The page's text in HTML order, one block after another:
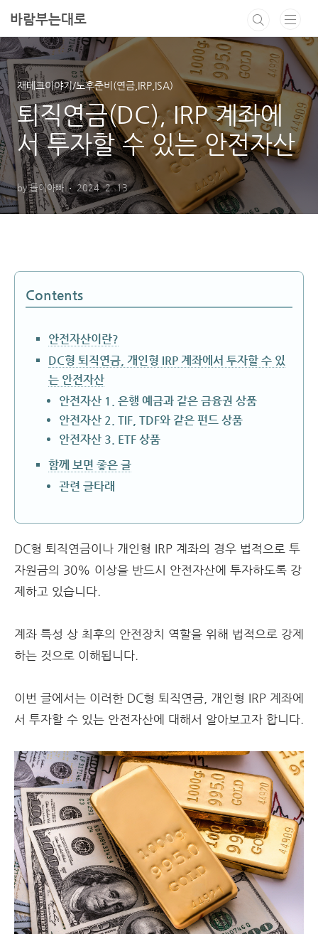
바람부는대로
재테크이야기/노후준비(연금,IRP,ISA)
퇴직연금(DC), IRP 계좌에
서 투자할 수 있는 안전자산
by 돌이아빠 2024. 2. 13.
Contents
안전자산이란?
DC형 퇴직연금, 개인형 IRP 계좌에서 투자할 수 있
는 안전자산
안전자산 1. 은행 예금과 같은 금융권 상품
안전자산 2. TIF, TDF와 같은 펀드 상품
안전자산 3. ETF 상품
함께 보면 좋은 글
관련 글타래
DC형 퇴직연금이나 개인형 IRP 계좌의 경우 법적으로 투
자원금의 30% 이상을 반드시 안전자산에 투자하도록 강
제하고 있습니다.
계좌 특성 상 최후의 안전장치 역할을 위해 법적으로 강제
하는 것으로 이해됩니다.
이번 글에서는 이러한 DC형 퇴직연금, 개인형 IRP 계좌에
서 투자할 수 있는 안전자산에 대해서 알아보고자 합니다.